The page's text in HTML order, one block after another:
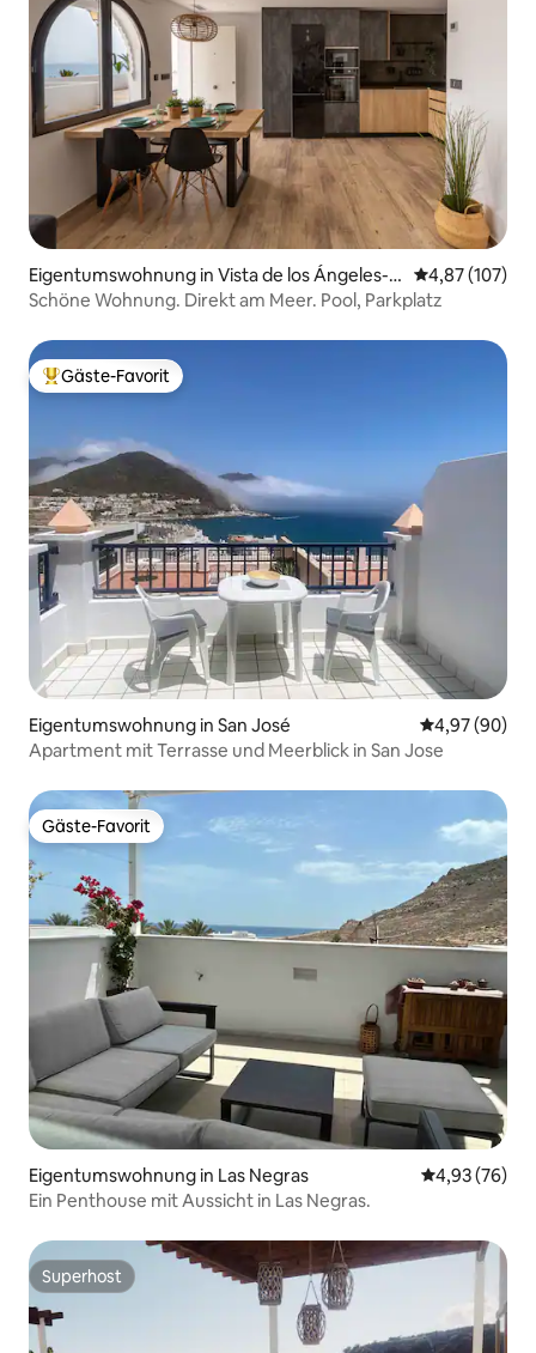
Eigentumswohnung in Vista de los Ángeles-R
umina
4,87 (107)
Schöne Wohnung. Direkt am Meer. Pool, Parkplatz
Beliebter Gäste-Favorit.
Gäste-Favorit
Eigentumswohnung in San José
4,97 (90)
Apartment mit Terrasse und Meerblick in San Jose
Gäste-Favorit
Gäste-Favorit
Eigentumswohnung in Las Negras
4,93 (76)
Ein Penthouse mit Aussicht in Las Negras.
Superhost
Superhost